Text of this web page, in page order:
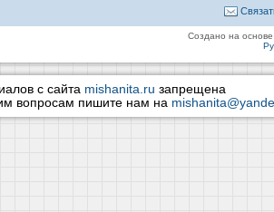
Создано на основе
с сайта mishanita.ru запрещена
вопросам пишите нам на